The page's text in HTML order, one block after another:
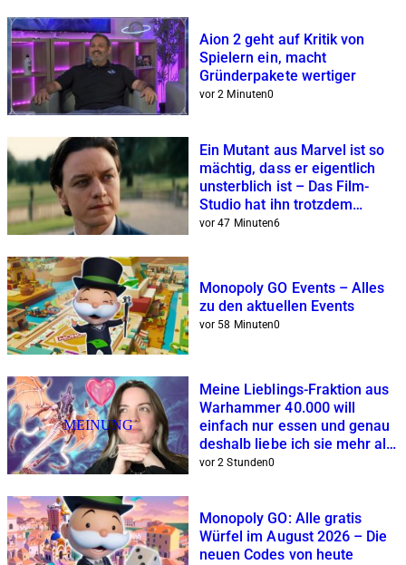
Aion 2 geht auf Kritik von
Spielern ein, macht
Gründerpakete wertiger
vor 2 Minuten0
Ein Mutant aus Marvel ist so
mächtig, dass er eigentlich
unsterblich ist – Das Film-
Studio hat ihn trotzdem
unspektakulär erledigt
vor 47 Minuten6
Monopoly GO Events – Alles
zu den aktuellen Events
vor 58 Minuten0
MEINUNG
Meine Lieblings-Fraktion aus
Warhammer 40.000 will
einfach nur essen und genau
deshalb liebe ich sie mehr als
Space Marines und Co.
vor 2 Stunden0
Monopoly GO: Alle gratis
Würfel im August 2026 – Die
neuen Codes von heute